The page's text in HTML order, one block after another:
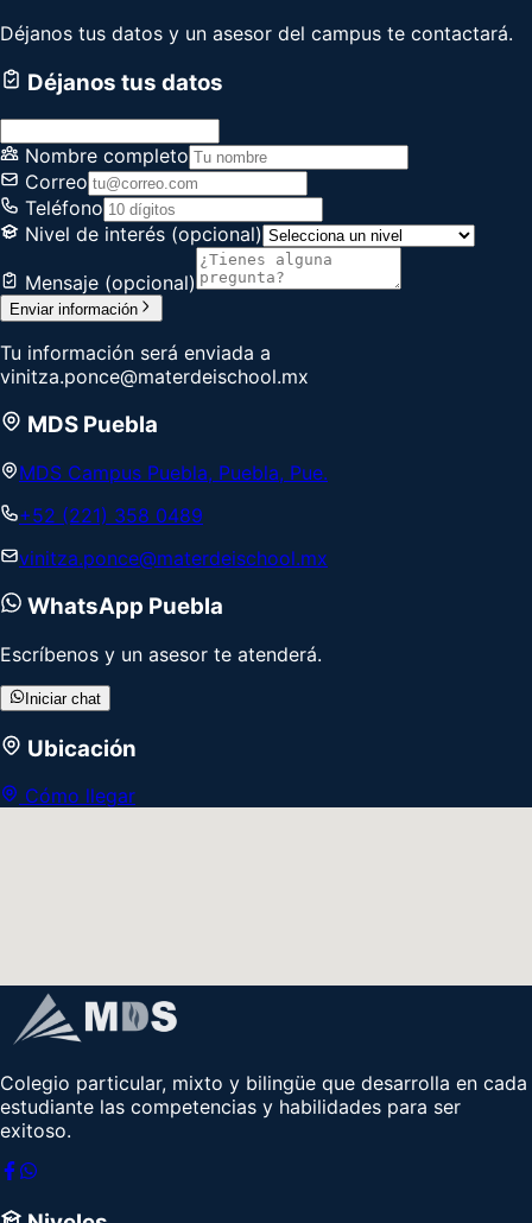
Déjanos tus datos y un asesor del campus te contactará.
Déjanos tus datos
Nombre completo
Correo
Teléfono
Nivel de interés (opcional)
Mensaje (opcional)
Enviar información
Tu información será enviada a
vinitza.ponce@materdeischool.mx
MDS Puebla
MDS Campus Puebla, Puebla, Pue.
+52 (221) 358 0489
vinitza.ponce@materdeischool.mx
WhatsApp Puebla
Escríbenos y un asesor te atenderá.
Iniciar chat
Ubicación
Cómo llegar
Colegio particular, mixto y bilingüe que desarrolla en cada
estudiante las competencias y habilidades para ser
exitoso.